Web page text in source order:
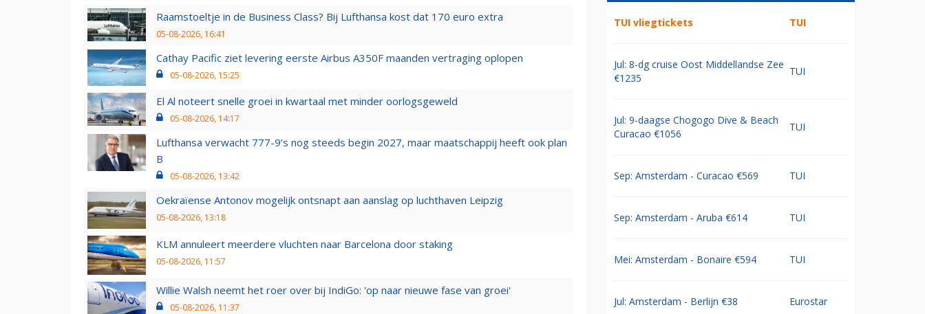
Raamstoeltje in de Business Class? Bij Lufthansa kost dat 170 euro extra
05-08-2026, 16:41
Cathay Pacific ziet levering eerste Airbus A350F maanden vertraging oplopen
05-08-2026, 15:25
El Al noteert snelle groei in kwartaal met minder oorlogsgeweld
05-08-2026, 14:17
Lufthansa verwacht 777-9’s nog steeds begin 2027, maar maatschappij heeft ook plan
B
05-08-2026, 13:42
Oekraïense Antonov mogelijk ontsnapt aan aanslag op luchthaven Leipzig
05-08-2026, 13:18
KLM annuleert meerdere vluchten naar Barcelona door staking
05-08-2026, 11:57
Willie Walsh neemt het roer over bij IndiGo: 'op naar nieuwe fase van groei'
05-08-2026, 11:37
TUI vliegtickets TUI
Jul: 8-dg cruise Oost Middellandse Zee
€1235
TUI
Jul: 9-daagse Chogogo Dive & Beach
Curacao €1056
TUI
Sep: Amsterdam - Curacao €569 TUI
Sep: Amsterdam - Aruba €614 TUI
Mei: Amsterdam - Bonaire €594 TUI
Jul: Amsterdam - Berlijn €38 Eurostar